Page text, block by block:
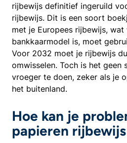
rijbewijs definitief ingeruild
rijbewijs. Dit is een soort
met je Europees rijbewijs, wat
bankkaarmodel is, moet
Voor 2032 moet je rijbewijs
omwisselen. Toch is het geen
vroeger te doen, zeker als je
het buitenland.
Hoe kan je
papieren